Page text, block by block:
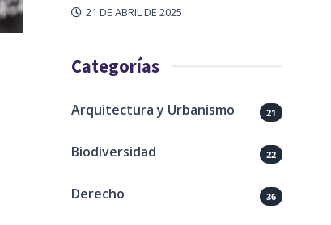
21 DE ABRIL DE 2025
Categorías
Arquitectura y Urbanismo 21
Biodiversidad 22
Derecho 36